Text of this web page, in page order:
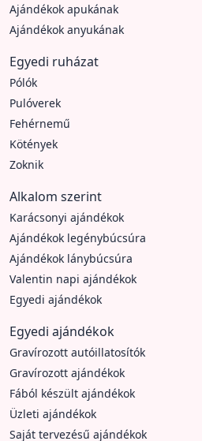
Ajándékok apukának
Ajándékok anyukának
Egyedi ruházat
Pólók
Pulóverek
Fehérnemű
Kötények
Zoknik
Alkalom szerint
Karácsonyi ajándékok
Ajándékok legénybúcsúra
Ajándékok lánybúcsúra
Valentin napi ajándékok
Egyedi ajándékok
Egyedi ajándékok
Gravírozott autóillatosítók
Gravírozott ajándékok
Fából készült ajándékok
Üzleti ajándékok
Saját tervezésű ajándékok